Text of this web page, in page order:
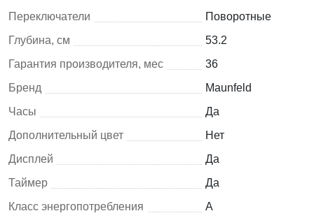
Переключатели
Поворотные
Глубина, см
53.2
Гарантия производителя, мес
36
Бренд
Maunfeld
Часы
Да
Дополнительный цвет
Нет
Дисплей
Да
Таймер
Да
Класс энергопотребления
A